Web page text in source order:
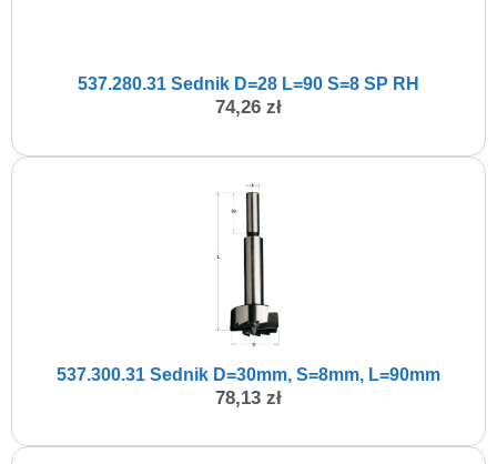
537.280.31 Sednik D=28 L=90 S=8 SP RH
74,26 zł
537.300.31 Sednik D=30mm, S=8mm, L=90mm
78,13 zł